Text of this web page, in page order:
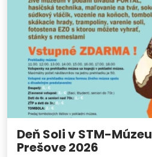
Deň Soli v STM-
Prešove 2026